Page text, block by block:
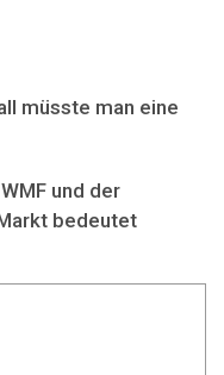
müsste man eine
und der
bedeutet